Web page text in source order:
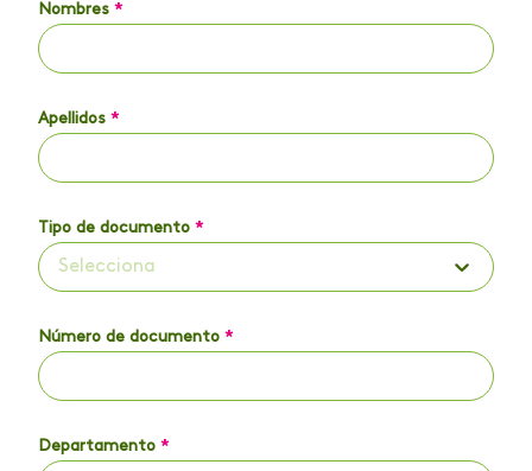
Nombres *
Apellidos *
Tipo de documento *
Selecciona
Número de documento *
Departamento *